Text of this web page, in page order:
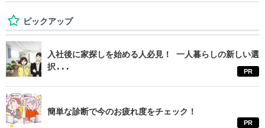
ピックアップ
入社後に家探しを始める人必見！ 一人暮らしの新しい選
択...
PR
簡単な診断で今のお疲れ度をチェック！
PR